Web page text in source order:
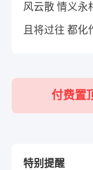
风云散 情义永
且将过往 都化
付费置
特别提醒